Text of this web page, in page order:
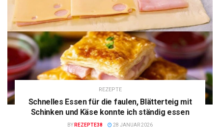
REZEPTE
Schnelles Essen für die faulen, Blätterteig mit
Schinken und Käse konnte ich ständig essen
BY REZEPTE38 28 JANUAR 2026